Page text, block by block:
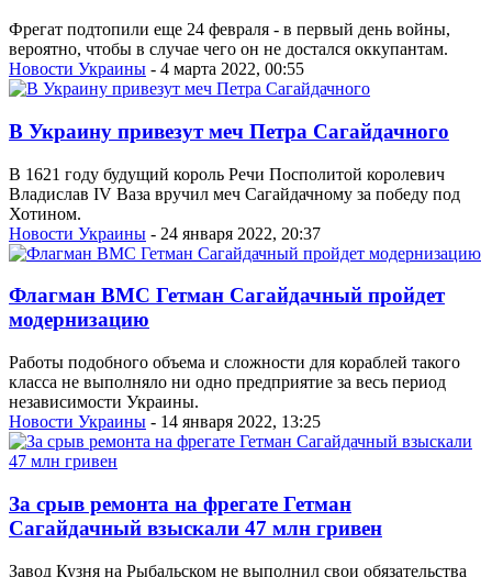
Фрегат подтопили еще 24 февраля - в первый день войны,
вероятно, чтобы в случае чего он не достался оккупантам.
Новости Украины - 4 марта 2022, 00:55
В Украину привезут меч Петра Сагайдачного
В 1621 году будущий король Речи Посполитой королевич
Владислав IV Ваза вручил меч Сагайдачному за победу под
Хотином.
Новости Украины - 24 января 2022, 20:37
Флагман ВМС Гетман Сагайдачный пройдет
модернизацию
Работы подобного объема и сложности для кораблей такого
класса не выполняло ни одно предприятие за весь период
независимости Украины.
Новости Украины - 14 января 2022, 13:25
За срыв ремонта на фрегате Гетман
Сагайдачный взыскали 47 млн гривен
Завод Кузня на Рыбальском не выполнил свои обязательства